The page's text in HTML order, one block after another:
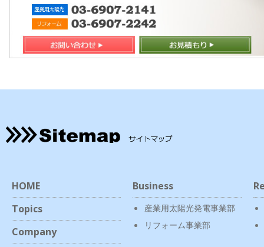
HOME
Topics
Company
Business
産業用太陽光発電事業部
リフォーム事業部